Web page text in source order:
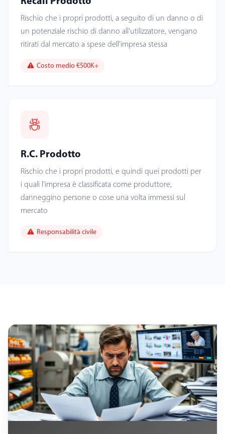
Rischio che i propri prodotti, a seguito di un danno o di
un potenziale rischio di danno all'utilizzatore, vengano
ritirati dal mercato a spese dell'impresa stessa
Costo medio €500K+
R.C. Prodotto
Rischio che i propri prodotti, e quindi quei prodotti per
i quali l'impresa è classificata come produttore,
danneggino persone o cose una volta immessi sul
mercato
Responsabilità civile